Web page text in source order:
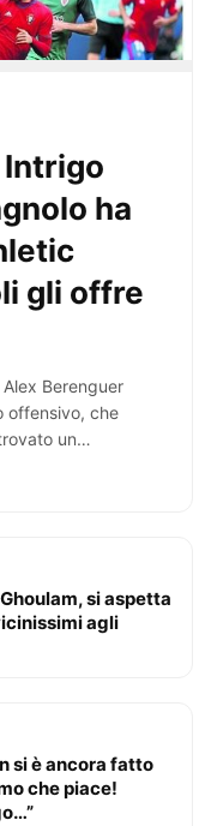
Intrigo
ha
gli offre
Berenguer
offensivo, che
un
si aspetta
agli
si è ancora fatto
che piace!